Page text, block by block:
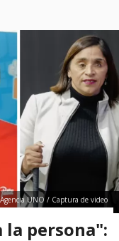
UNO / Captura de video
la persona":